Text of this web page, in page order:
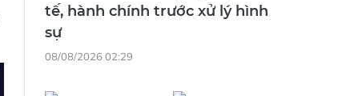
tế, hành chính trước xử lý hình
sự
08/08/2026 02:29